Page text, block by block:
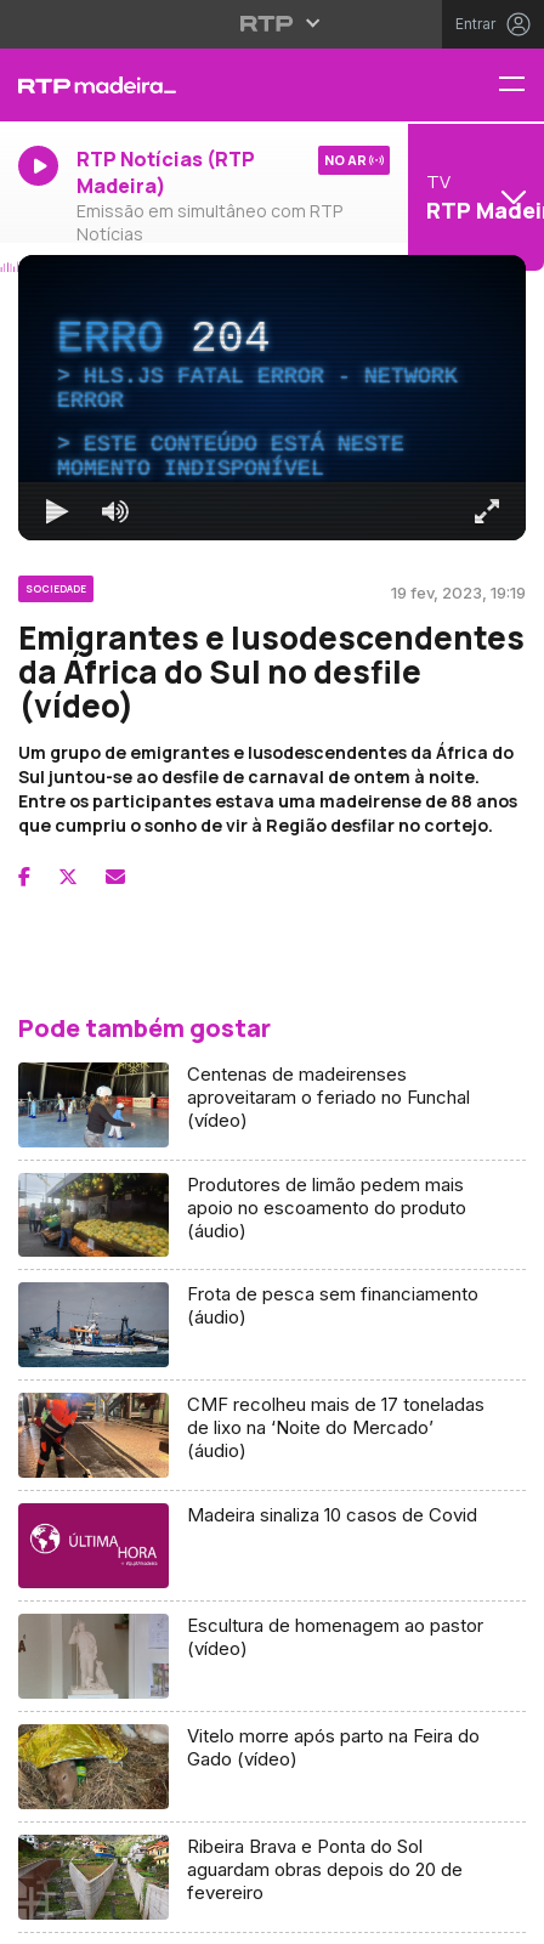
Entrar
RTP Notícias (RTP
Madeira)
Emissão em simultâneo com RTP
Notícias
NO AR
TV
RTP
ERRO204
HLS.JS FATAL ERROR - NETWORK
ERROR
ESTE CONTEÚDO ESTÁ NESTE
MOMENTO INDISPONÍVEL
SOCIEDADE 19 fev, 2023, 19:19
Emigrantes e lusodescendentes
da África do Sul no desfile
(vídeo)
Um grupo de emigrantes e lusodescendentes da África do
Sul juntou-se ao desfile de carnaval de ontem à noite.
Entre os participantes estava uma madeirense de 88 anos
que cumpriu o sonho de vir à Região desfilar no cortejo.
Pode também gostar
Centenas de madeirenses
aproveitaram o feriado no Funchal
(vídeo)
Produtores de limão pedem mais
apoio no escoamento do produto
(áudio)
Frota de pesca sem financiamento
(áudio)
CMF recolheu mais de 17 toneladas
de lixo na ‘Noite do Mercado’
(áudio)
Madeira sinaliza 10 casos de Covid
Escultura de homenagem ao pastor
(vídeo)
Vitelo morre após parto na Feira do
Gado (vídeo)
Ribeira Brava e Ponta do Sol
aguardam obras depois do 20 de
fevereiro